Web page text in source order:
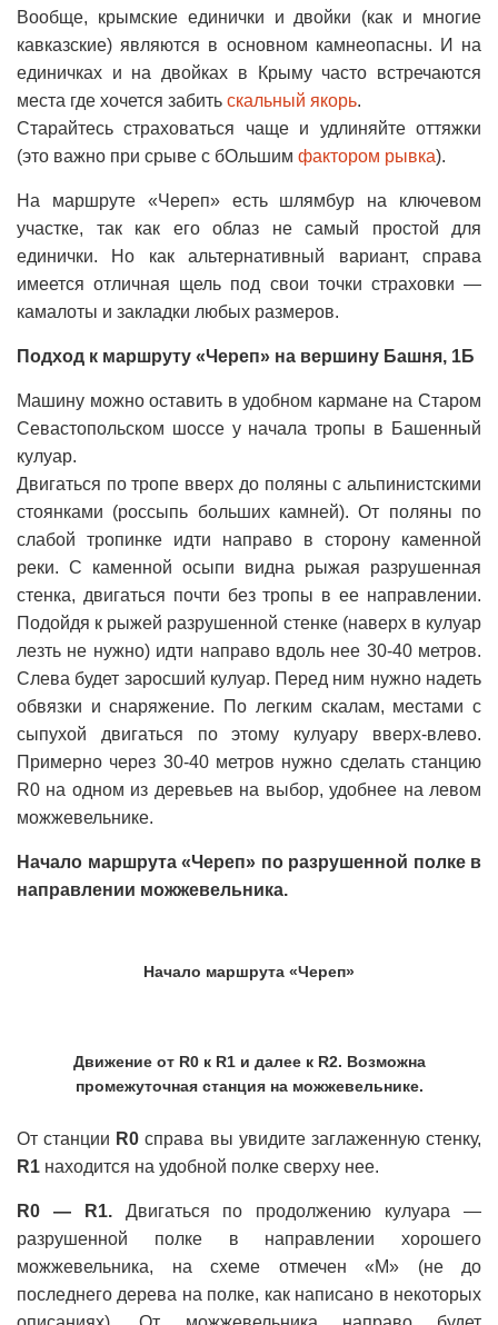
Вообще, крымские единички и двойки (как и многие
кавказские) являются в основном камнеопасны. И на
единичках и на двойках в Крыму часто встречаются
места где хочется забить скальный якорь.
Старайтесь страховаться чаще и удлиняйте оттяжки
(это важно при срыве с бОльшим фактором рывка).
На маршруте «Череп» есть шлямбур на ключевом
участке, так как его облаз не самый простой для
единички. Но как альтернативный вариант, справа
имеется отличная щель под свои точки страховки —
камалоты и закладки любых размеров.
Подход к маршруту «Череп» на вершину Башня, 1Б
Машину можно оставить в удобном кармане на Старом
Севастопольском шоссе у начала тропы в Башенный
кулуар.
Двигаться по тропе вверх до поляны с альпинистскими
стоянками (россыпь больших камней). От поляны по
слабой тропинке идти направо в сторону каменной
реки. С каменной осыпи видна рыжая разрушенная
стенка, двигаться почти без тропы в ее направлении.
Подойдя к рыжей разрушенной стенке (наверх в кулуар
лезть не нужно) идти направо вдоль нее 30-40 метров.
Слева будет заросший кулуар. Перед ним нужно надеть
обвязки и снаряжение. По легким скалам, местами с
сыпухой двигаться по этому кулуару вверх-влево.
Примерно через 30-40 метров нужно сделать станцию
R0 на одном из деревьев на выбор, удобнее на левом
можжевельнике.
Начало маршрута «Череп» по разрушенной полке в
направлении можжевельника.
Начало маршрута «Череп»
Движение от R0 к R1 и далее к R2. Возможна
промежуточная станция на можжевельнике.
От станции R0 справа вы увидите заглаженную стенку,
R1 находится на удобной полке сверху нее.
R0 — R1.Двигаться по продолжению кулуара —
разрушенной полке в направлении хорошего
можжевельника, на схеме отмечен «М» (не до
последнего дерева на полке, как написано в некоторых